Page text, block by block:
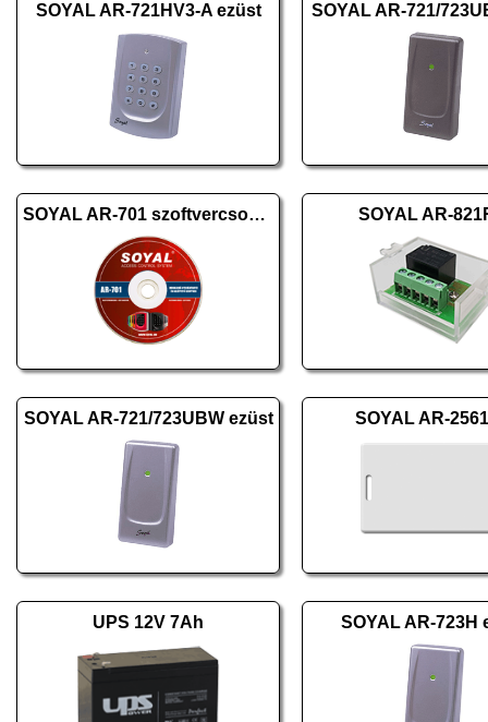
SOYAL AR-721HV3-A ezüst SOYAL AR-721/
SOYAL AR-701 szoftvercsomag 10.2 SOYAL AR-
SOYAL AR-721/723UBW ezüst SOYAL AR-
UPS 12V 7Ah SOYAL AR-723H